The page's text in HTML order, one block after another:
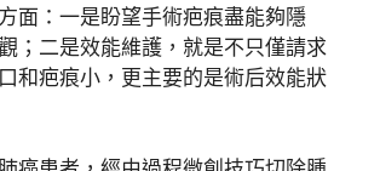
面：一是盼望手術疤痕盡能夠隱
；二是效能維護，就是不只僅請求
和疤痕小，更主要的是術后效能狀